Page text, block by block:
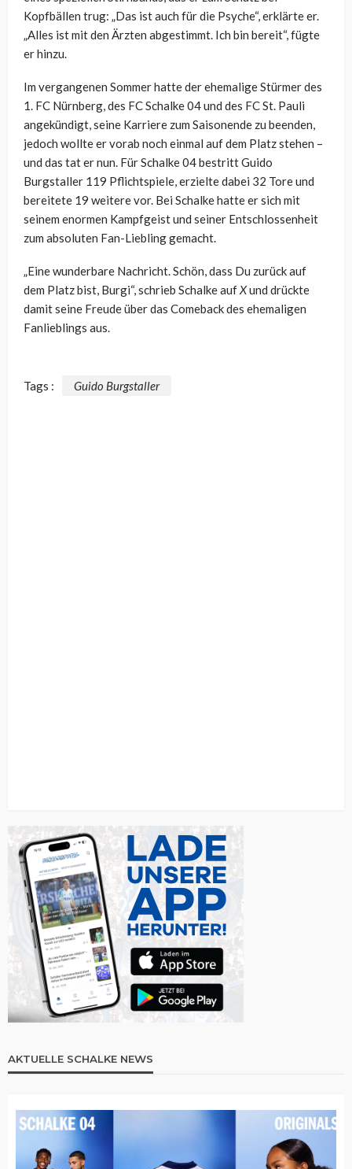
Kopfbällen trug: „Das ist auch für die Psyche“, erklärte er.
„Alles ist mit den Ärzten abgestimmt. Ich bin bereit“, fügte
er hinzu.
Im vergangenen Sommer hatte der ehemalige Stürmer des
1. FC Nürnberg, des FC Schalke 04 und des FC St. Pauli
angekündigt, seine Karriere zum Saisonende zu beenden,
jedoch wollte er vorab noch einmal auf dem Platz stehen –
und das tat er nun. Für Schalke 04 bestritt Guido
Burgstaller 119 Pflichtspiele, erzielte dabei 32 Tore und
bereitete 19 weitere vor. Bei Schalke hatte er sich mit
seinem enormen Kampfgeist und seiner Entschlossenheit
zum absoluten Fan-Liebling gemacht.
„Eine wunderbare Nachricht. Schön, dass Du zurück auf
dem Platz bist, Burgi“, schrieb Schalke aufXund drückte
damit seine Freude über das Comeback des ehemaligen
Fanlieblings aus.
Tags : Guido Burgstaller
AKTUELLE SCHALKE NEWS